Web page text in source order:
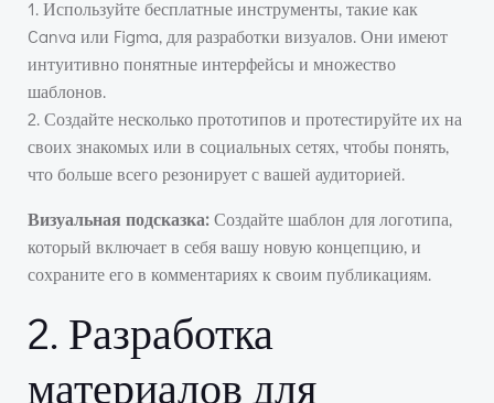
1. Используйте бесплатные инструменты, такие как
Canva или Figma, для разработки визуалов. Они имеют
интуитивно понятные интерфейсы и множество
шаблонов.
2. Создайте несколько прототипов и протестируйте их на
своих знакомых или в социальных сетях, чтобы понять,
что больше всего резонирует с вашей аудиторией.
Визуальная подсказка:Создайте шаблон для логотипа,
который включает в себя вашу новую концепцию, и
сохраните его в комментариях к своим публикациям.
2. Разработка
материалов для